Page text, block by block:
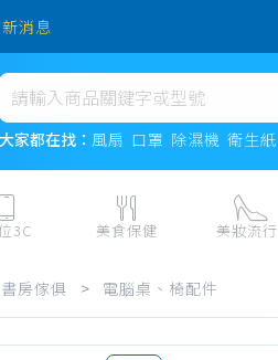
消息
大家都在找： 風扇 口罩 除濕機 衛生紙
熱門搜尋
風扇
口罩
衛生紙
Iphone 17
3C 美食保健
紙本票券
美妝流行
書房傢俱 > 電腦桌、椅配件